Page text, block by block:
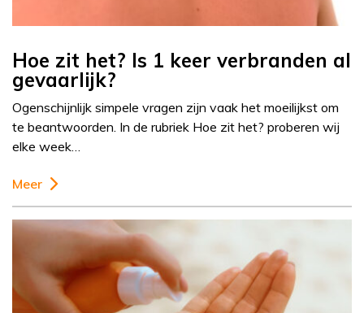
Hoe zit het? Is 1 keer verbranden al
gevaarlijk?
Ogenschijnlijk simpele vragen zijn vaak het moeilijkst om
te beantwoorden. In de rubriek Hoe zit het? proberen wij
elke week…
Meer